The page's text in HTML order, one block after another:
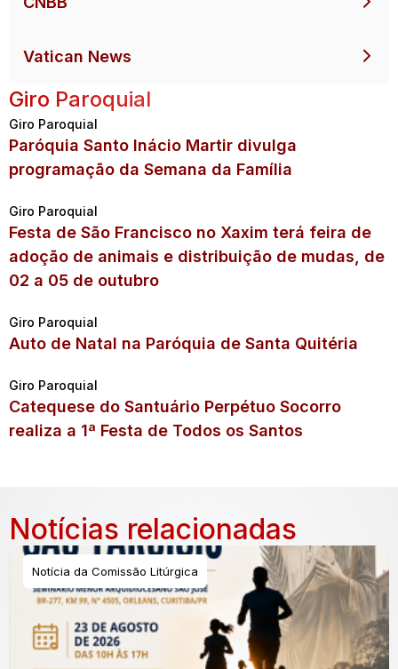
Vatican News
Giro Paroquial
Giro Paroquial
Paróquia Santo Inácio Martir divulga
programação da Semana da Família
Giro Paroquial
Festa de São Francisco no Xaxim terá feira de
adoção de animais e distribuição de mudas, de
02 a 05 de outubro
Giro Paroquial
Auto de Natal na Paróquia de Santa Quitéria
Giro Paroquial
Catequese do Santuário Perpétuo Socorro
realiza a 1ª Festa de Todos os Santos
Notícias relacionadas
Notícia da Comissão Litúrgica